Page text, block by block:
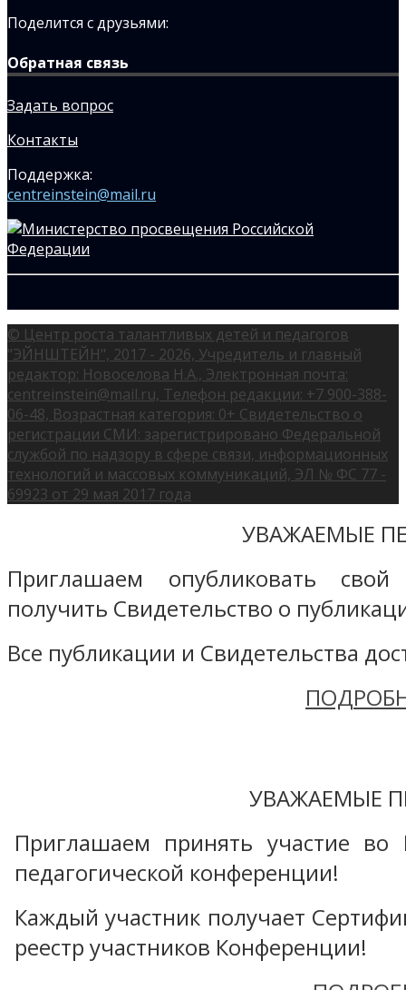
Поделится с друзьями:
Обратная связь
Задать вопрос
Контакты
Поддержка:
centreinstein@mail.ru
© Центр роста талантливых детей и педагогов
"ЭЙНШТЕЙН", 2017 - 2026, Учредитель и главный
редактор: Новоселова Н.А., Электронная почта:
centreinstein@mail.ru, Телефон редакции: +7 900-388-
06-48, Возрастная категория: 0+ Свидетельство о
регистрации СМИ: зарегистрировано Федеральной
службой по надзору в сфере связи, информационных
технологий и массовых коммуникаций, ЭЛ № ФС 77 -
69923 от 29 мая 2017 года
УВАЖАЕМЫЕ
Приглашаем опубликовать
получить Свидетельство о
Все публикации и Свидетельства
УВАЖАЕМЫЕ
Приглашаем принять участие во
педагогической конференции!
Каждый участник получает
реестр участников Конференции!